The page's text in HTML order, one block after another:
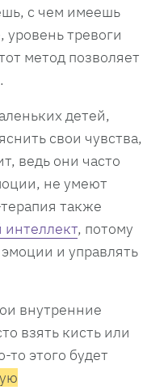
с чем имеешь
уровень тревоги
метод позволяет
детей,
свои чувства,
ведь они часто
не умеют
также
, потому
и управлять
внутренние
взять кисть или
то этого будет